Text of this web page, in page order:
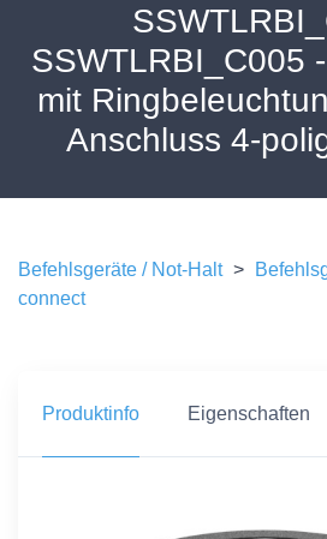
SSWTLRBI_C005
mit
Anschluss 4-
Befehlsgeräte / Not-Halt >
connect
Produktinfo Eigenschaften